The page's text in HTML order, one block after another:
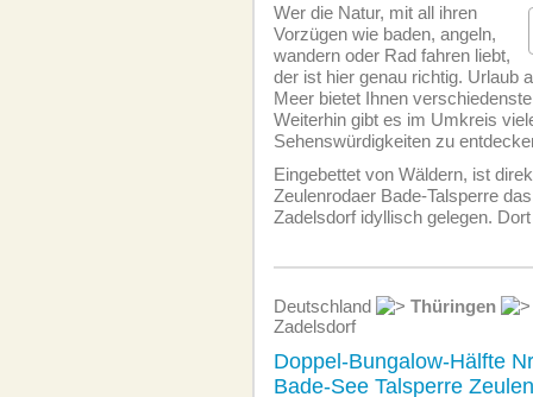
Wer die Natur, mit all ihren
Vorzügen wie baden, angeln,
wandern oder Rad fahren liebt,
der ist hier genau richtig. Urlaub
Meer bietet Ihnen
Weiterhin gibt es im Umkreis
Sehenswürdigkeiten zu
Eingebettet von Wäldern, ist
Zeulenrodaer Bade-Talsperre
Zadelsdorf idyllisch gelegen.
Deutschland Thüringen
Zadelsdorf
Doppel-Bungalow-Hälfte
Bade-See Talsperre